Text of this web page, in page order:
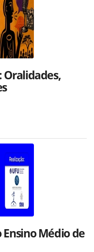
Oralidades,
Médio de